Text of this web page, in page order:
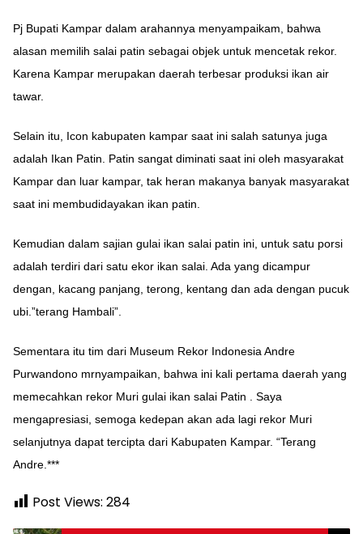
Pj Bupati Kampar dalam arahannya menyampaikam, bahwa
alasan memilih salai patin sebagai objek untuk mencetak rekor.
Karena Kampar merupakan daerah terbesar produksi ikan air
tawar.
Selain itu, Icon kabupaten kampar saat ini salah satunya juga
adalah Ikan Patin. Patin sangat diminati saat ini oleh masyarakat
Kampar dan luar kampar, tak heran makanya banyak masyarakat
saat ini membudidayakan ikan patin.
Kemudian dalam sajian gulai ikan salai patin ini, untuk satu porsi
adalah terdiri dari satu ekor ikan salai. Ada yang dicampur
dengan, kacang panjang, terong, kentang dan ada dengan pucuk
ubi.”terang Hambali”.
Sementara itu tim dari Museum Rekor Indonesia Andre
Purwandono mrnyampaikan, bahwa ini kali pertama daerah yang
memecahkan rekor Muri gulai ikan salai Patin . Saya
mengapresiasi, semoga kedepan akan ada lagi rekor Muri
selanjutnya dapat tercipta dari Kabupaten Kampar. “Terang
Andre.***
Post Views: 284